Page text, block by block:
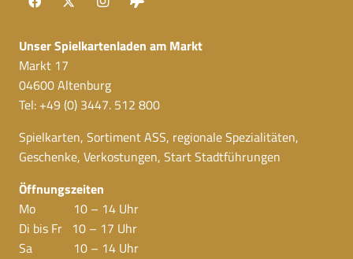
Unser Spielkartenladen am Markt
Markt 17
04600 Altenburg
Tel: +49 (0) 3447. 512 800
Spielkarten, Sortiment ASS, regionale Spezialitäten,
Geschenke, Verkostungen, Start Stadtführungen
Öffnungszeiten
Mo 10 – 14 Uhr
Di bis Fr 10 – 17 Uhr
Sa 10 – 14 Uhr